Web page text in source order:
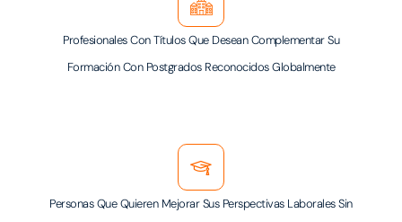
Profesionales Con Títulos Que Desean Complementar Su
Formación Con Postgrados Reconocidos Globalmente
Personas Que Quieren Mejorar Sus Perspectivas Laborales Sin